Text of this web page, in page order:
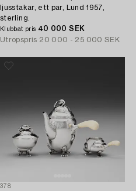
ljusstakar, ett par, Lund 1957,
sterling.
Klubbat pris 40 000 SEK
Utropspris 20 000 - 25 000 SEK
378